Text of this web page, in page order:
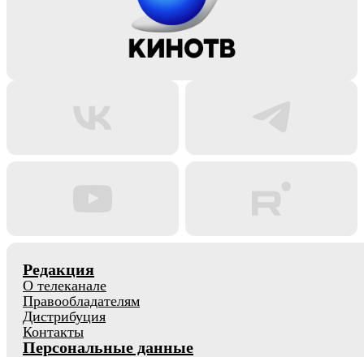
Редакция
О телеканале
Правообладателям
Дистрибуция
Контакты
Персональные данные